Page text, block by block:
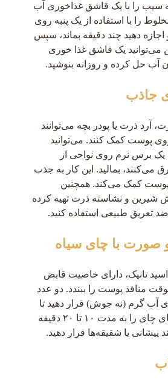
را با یک قاشق غذاخوری آب
را با استفاده از یک پنبه روی
دهید چند دقیقه بماند، سپس
می‌توانید یک قاشق غذا خوری
آب حل کرده و روزانه بنوشید.
جاذب
آرد ذرت یا پودر بچه می‌توانند
پوست کمک کنند. می‌توانید
یک برس نرم روی نواحی از
بمالید. این کار به جذب
کمک می‌کند. همچنین
شیرین و نشاسته ذرت تهیه کرده
تعریق طبیعی استفاده کنید.
صورت با چای سیاه
تانیک، دارای خاصیت قابض
منافذ پوست را ببندد. دو عدد
آب گرم (نه جوش) قرار دهید تا
خنک شود. سپس، کیسه‌های چای را به مدت ۱۰ تا ۲۰ دقیقه
پیشانی یا شقیقه‌ها قرار دهید.